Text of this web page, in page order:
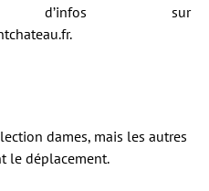
sur
.
dames, mais les autres
le déplacement.